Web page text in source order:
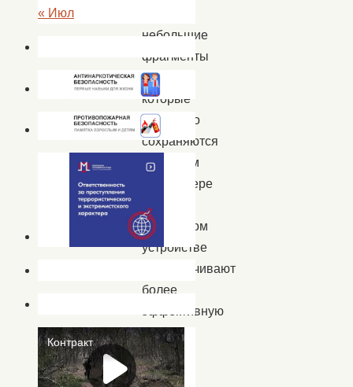
небольшие
фрагменты
данных,
которые
временно
сохраняются
на вашем
компьютере
или
мобильном
устройстве
и обеспечивают
более
эффективную
работу
сайта.
« Июл